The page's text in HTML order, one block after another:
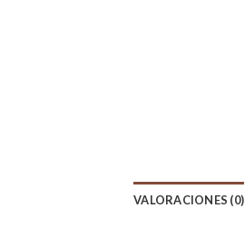
VALORACIONES (0)